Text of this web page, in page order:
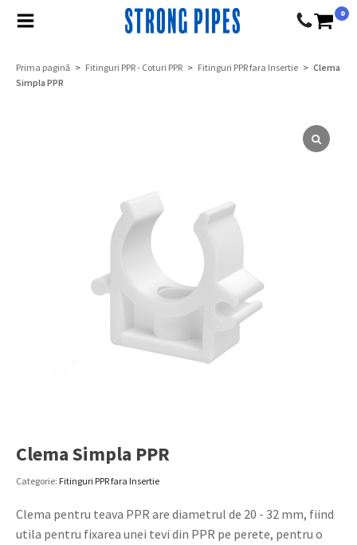
0
Prima pagină > Fitinguri PPR - Coturi PPR > Fitinguri PPR fara Insertie > Clema
Simpla PPR
Clema Simpla PPR
Categorie: Fitinguri PPR fara Insertie
Clema pentru teava PPR are diametrul de 20 - 32 mm, fiind
utila pentru fixarea unei tevi din PPR pe perete, pentru o